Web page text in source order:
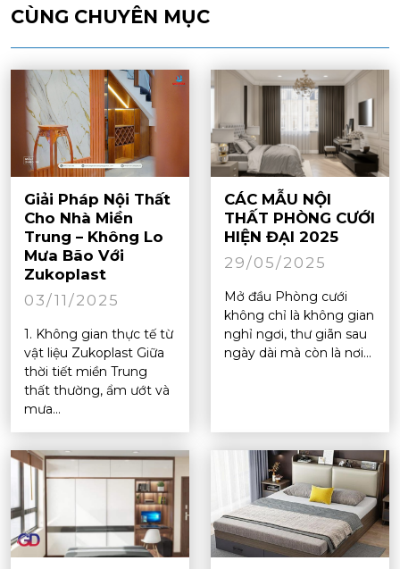
CÙNG CHUYÊN MỤC
Giải Pháp Nội Thất
Cho Nhà Miền
Trung – Không Lo
Mưa Bão Với
Zukoplast
03/11/2025
1. Không gian thực tế từ
vật liệu Zukoplast Giữa
thời tiết miền Trung
thất thường, ẩm ướt và
mưa...
CÁC MẪU NỘI
THẤT PHÒNG CƯỚI
HIỆN ĐẠI 2025
29/05/2025
Mở đầu Phòng cưới
không chỉ là không gian
nghỉ ngơi, thư giãn sau
ngày dài mà còn là nơi...